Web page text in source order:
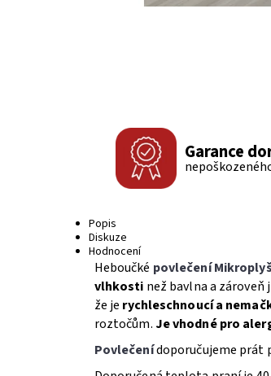
Garance
Popis
Diskuze
Hodnocení
Heboučké povlečení Mikroplyš
vlhkosti než bavlna a
že je rychleschnoucí a
roztočům.Je vhodné pro
Povlečenídoporučujeme prát